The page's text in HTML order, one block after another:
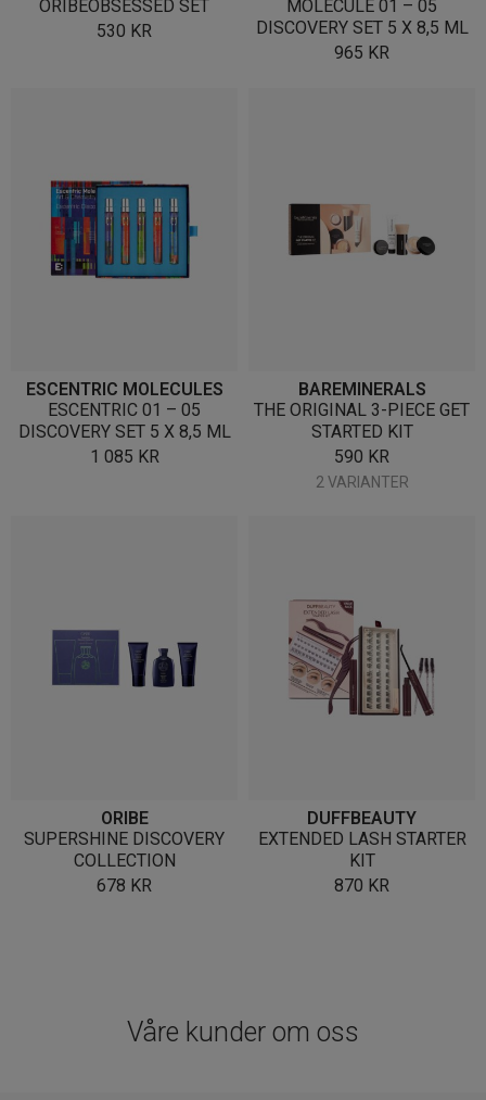
ORIBEOBSESSED SET
530 KR
MOLECULE 01 – 05
DISCOVERY SET 5 X 8,5 ML
965 KR
ESCENTRIC MOLECULES
ESCENTRIC 01 – 05
DISCOVERY SET 5 X 8,5 ML
1 085 KR
BAREMINERALS
THE ORIGINAL 3-PIECE GET
STARTED KIT
590 KR
2 VARIANTER
ORIBE
SUPERSHINE DISCOVERY
COLLECTION
678 KR
DUFFBEAUTY
EXTENDED LASH STARTER
KIT
870 KR
Våre kunder om oss